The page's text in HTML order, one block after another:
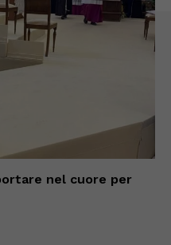
nel cuore per